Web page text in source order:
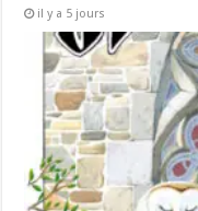
il y a 5 jours